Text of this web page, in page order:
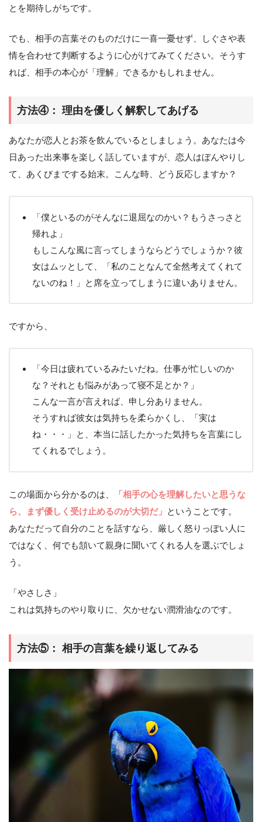
とを期待しがちです。
でも、相手の言葉そのものだけに一喜一憂せず、しぐさや表
情を合わせて判断するように心がけてみてください。そうす
れば、相手の本心が「理解」できるかもしれません。
方法④： 理由を優しく解釈してあげる
あなたが恋人とお茶を飲んでいるとしましょう。あなたは今
日あった出来事を楽しく話していますが、恋人はぼんやりし
て、あくびまでする始末。こんな時、どう反応しますか？
「僕といるのがそんなに退屈なのかい？もうさっさと
帰れよ」
もしこんな風に言ってしまうならどうでしょうか？彼
女はムッとして、「私のことなんて全然考えてくれて
ないのね！」と席を立ってしまうに違いありません。
ですから、
「今日は疲れているみたいだね。仕事が忙しいのか
な？それとも悩みがあって寝不足とか？」
こんな一言が言えれば、申し分ありません。
そうすれば彼女は気持ちを柔らかくし、「実は
ね・・・」と、本当に話したかった気持ちを言葉にし
てくれるでしょう。
この場面から分かるのは、
「相手の心を理解したいと思うな
ら、まず優しく受け止めるのが大切だ」 ということです。
あなただって自分のことを話すなら、厳しく怒りっぽい人に
ではなく、何でも頷いて親身に聞いてくれる人を選ぶでしょ
う。
「やさしさ」
これは気持ちのやり取りに、欠かせない潤滑油なのです。
方法⑤： 相手の言葉を繰り返してみる